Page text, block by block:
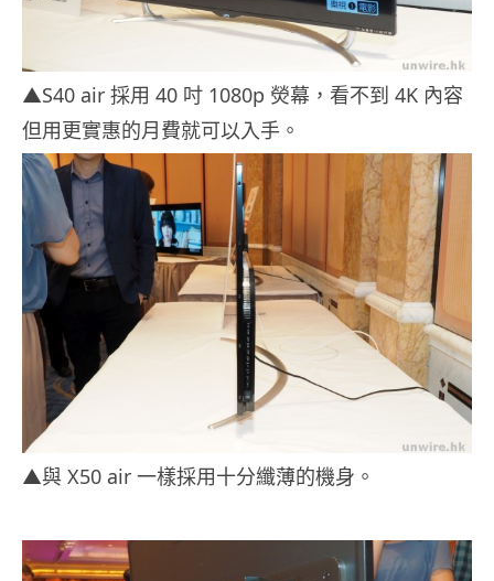
▲S40 air 採用 40 吋 1080p 熒幕，看不到 4K 內容
但用更實惠的月費就可以入手。
▲與 X50 air 一樣採用十分纖薄的機身。